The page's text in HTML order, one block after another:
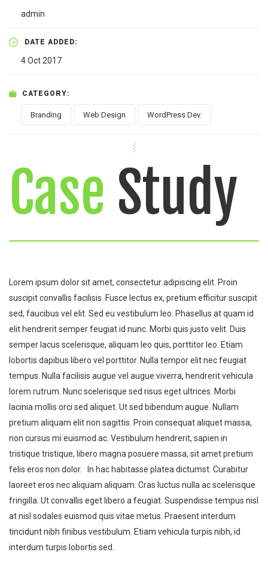
admin
DATE ADDED:
4 Oct 2017
CATEGORY:
Branding Web Design WordPress Dev.
Case Study
Lorem ipsum dolor sit amet, consectetur adipiscing elit. Proin
suscipit convallis facilisis. Fusce lectus ex, pretium efficitur suscipit
sed, faucibus vel elit. Sed eu vestibulum leo. Phasellus at quam id
elit hendrerit semper feugiat id nunc. Morbi quis justo velit. Duis
semper lacus scelerisque, aliquam leo quis, porttitor leo. Etiam
lobortis dapibus libero vel porttitor. Nulla tempor elit nec feugiat
tempus. Nulla facilisis augue vel augue viverra, hendrerit vehicula
lorem rutrum. Nunc scelerisque sed risus eget ultrices. Morbi
lacinia mollis orci sed aliquet. Ut sed bibendum augue. Nullam
pretium aliquam elit non sagittis. Proin consequat aliquet massa,
non cursus mi euismod ac. Vestibulum hendrerit, sapien in
tristique tristique, libero magna posuere massa, sit amet pretium
felis eros non dolor. In hac habitasse platea dictumst. Curabitur
laoreet eros nec aliquam aliquam. Cras luctus nulla ac scelerisque
fringilla. Ut convallis eget libero a feugiat. Suspendisse tempus nisl
at nisl sodales euismod quis vitae metus. Praesent interdum
tincidunt nibh finibus vestibulum. Etiam vehicula turpis nibh, id
interdum turpis lobortis sed.